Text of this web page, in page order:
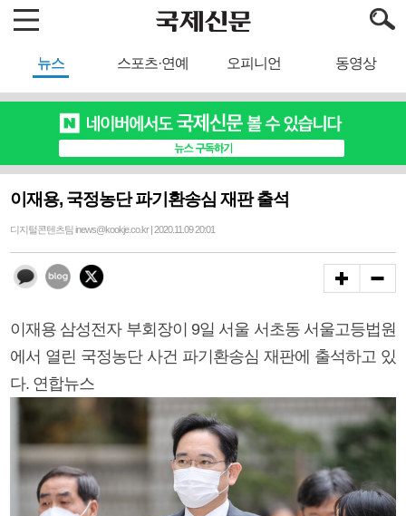
뉴스 스포츠·연예 오피니언 동영상
이재용, 국정농단 파기환송심 재판 출석
디지털콘텐츠팀 inews@kookje.co.kr | 2020.11.09 20:01
이재용 삼성전자 부회장이 9일 서울 서초동 서울고등법원
에서 열린 국정농단 사건 파기환송심 재판에 출석하고 있
다. 연합뉴스